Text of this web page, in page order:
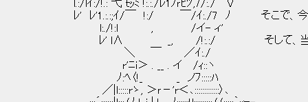
l.:/lｲ:/!.: 弋 ｔｯﾐ !:.:./ﾚ1ﾉｒﾋﾂ,7/:./´｀V
ﾚ' ﾚ'1.:.:;ｲ/￣ !:/ ￣/ｲ:./7 ﾉ そこで、今回は雪
l:./!:l , /イ- ィ'
ﾚ' l∧ _, /!:.:/ そして、当然今回のカ
＼ ￣ ／ｲ:./
r'ﾆi＞ . __ . イ /ｨ::ヽ
ﾉ:ﾍ〈!_ _ ノﾌ:::::ﾊ
／|l:::::rゝ, ＞ｒ－'r＜､::::::::::::〉､